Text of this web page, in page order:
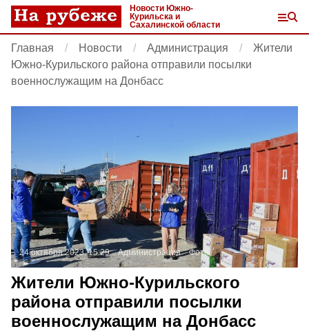
Новости Южно-
Курильска и
Сахалинской области
Главная Новости Администрация
Жители
Южно-Курильского района отправили посылки
военнослужащим на Донбасс
24 октября 2023, 15:29 Администрация Фото:
Жители Южно-Курильского
района отправили посылки
военнослужащим на Донбасс